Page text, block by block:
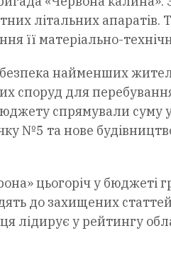
літальних апаратів.
її матеріально-
найменших
споруд для
спрямували
№5 та нове
цьогоріч у бюджеті
до захищених
лідирує у рейтингу